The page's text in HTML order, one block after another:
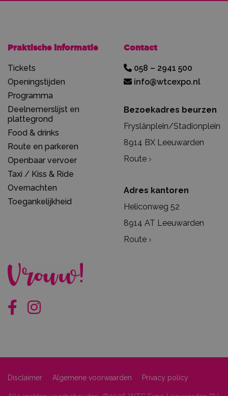
Praktische informatie
Tickets
Openingstijden
Programma
Deelnemerslijst en
plattegrond
Food & drinks
Route en parkeren
Openbaar vervoer
Taxi / Kiss & Ride
Overnachten
Toegankelijkheid
Contact
058 – 2941 500
info@wtcexpo.nl
Bezoekadres beurzen
Fryslânplein/Stadionplein
8914 BX Leeuwarden
Route
Adres kantoren
Heliconweg 52
8914 AT Leeuwarden
Route
Disclaimer Algemene voorwaarden Privacy policy